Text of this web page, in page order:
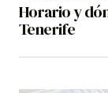
Horario y
Tenerife